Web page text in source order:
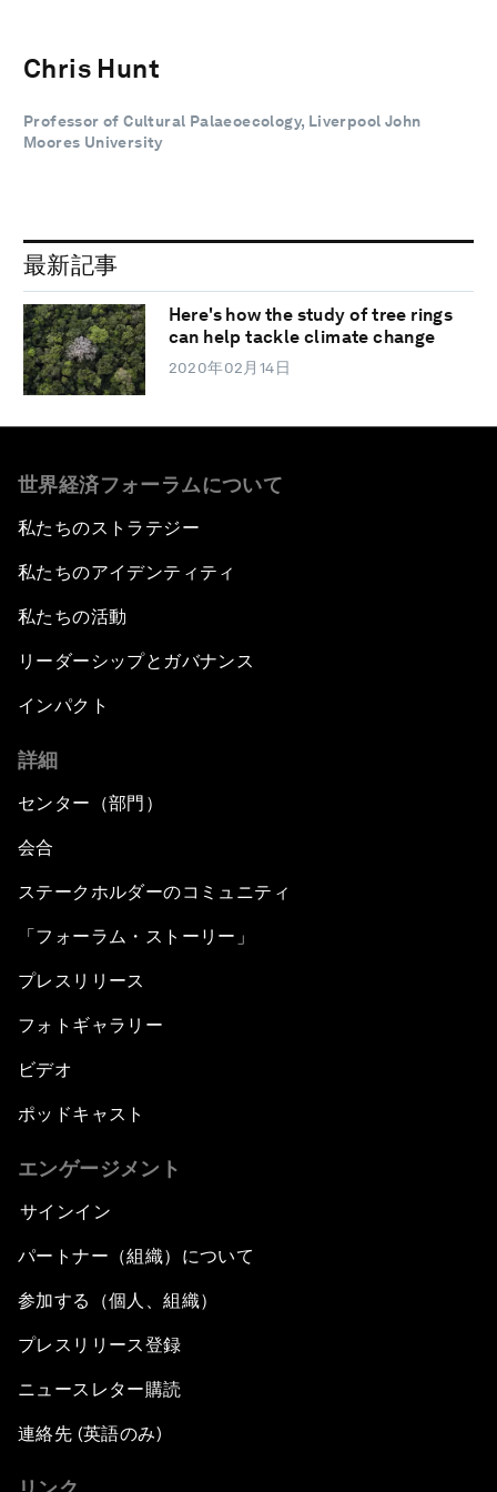
Chris Hunt
Professor of Cultural Palaeoecology, Liverpool John
Moores University
最新記事
Here's how the study of tree rings
can help tackle climate change
2020年02月14日
世界経済フォーラムについて
私たちのストラテジー
私たちのアイデンティティ
私たちの活動
リーダーシップとガバナンス
インパクト
詳細
センター（部門）
会合
ステークホルダーのコミュニティ
「フォーラム・ストーリー」
プレスリリース
フォトギャラリー
ビデオ
ポッドキャスト
エンゲージメント
サインイン
パートナー（組織）について
参加する（個人、組織）
プレスリリース登録
ニュースレター購読
連絡先 (英語のみ)